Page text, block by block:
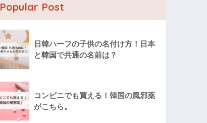
Popular Post
日韓ハーフの子供の名付け方！日本
と韓国で共通の名前は？
コンビニでも買える！韓国の風邪薬
がこちら。